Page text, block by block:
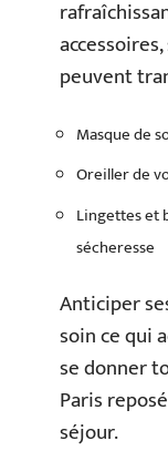
peuvent
Masque de
Oreiller de
Lingettes et
sécheresse
Anticiper
soin ce qui
se donner
Paris
séjour.